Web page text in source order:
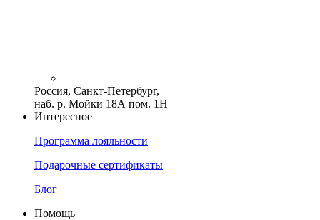
Россия, Санкт-Петербург,
наб. р. Мойки 18А пом. 1Н
Интересное
Программа лояльности
Подарочные сертификаты
Блог
Помощь